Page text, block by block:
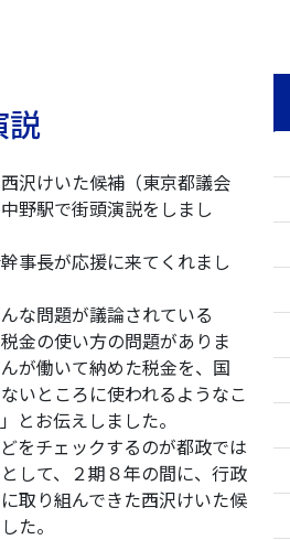
説
沢けいた候補（東京都議会
野駅で街頭演説をしまし
事長が応援に来てくれまし
な問題が議論されている
金の使い方の問題がありま
が働いて納めた税金を、国
いところに使われるようなこ
とお伝えしました。
をチェックするのが都政では
して、２期８年の間に、行政
取り組んできた西沢けいた候
た。